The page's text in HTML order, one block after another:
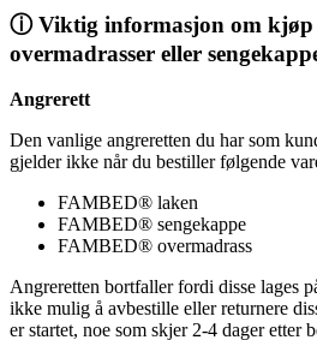
ⓘ Viktig informasjon om kjøp
overmadrasser eller
Angrerett
Den vanlige angreretten du har som
gjelder ikke når du bestiller følgende
FAMBED® laken
FAMBED® sengekappe
FAMBED® overmadrass
Angreretten bortfaller fordi disse lages
ikke mulig å avbestille eller returnere
er startet, noe som skjer 2-4 dager etter